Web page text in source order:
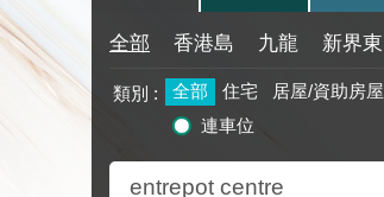
全部 香港島 九龍 新界東
類別 : 全部 住宅 居屋/資助房屋
連車位